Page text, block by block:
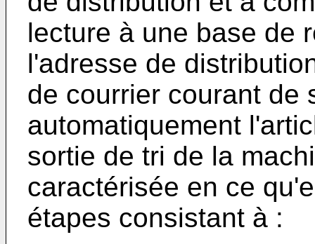
lecture à une base de
l'adresse de
de courrier courant de
automatiquement
sortie de tri de la
caractérisée en ce
étapes consistant à :